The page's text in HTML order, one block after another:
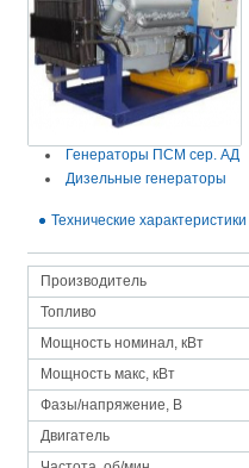
Насосы
https://
15.01.2018
Ручные насосы
Поступление
Насос бочковой
масел из бочек и
правилам и нормам.
15.01.2018
Распродажа
Акция
СКАУТ
снижены!
Товар
28.02.2017
Наклонный
Оборудование в
Стоимость 260 000
Генераторы ПСМ сер. АД
Дизельные генераторы
Технические характеристики
Производитель
Топливо
Мощность номинал, кВт
Мощность макс, кВт
Фазы/напряжение, В
Двигатель